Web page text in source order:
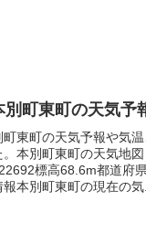
別町東町の天気予
東町の天気予報や気
。本別町東町の天気地
標高68.6m都道府
報本別町東町の現在の気